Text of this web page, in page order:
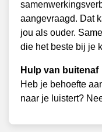
aangevraagd. Dat
jou als ouder.
die het beste bij je
Hulp van buitenaf
Heb je behoefte
naar je luistert?